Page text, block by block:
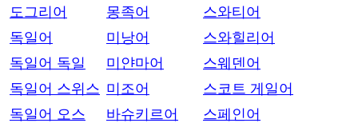
도그리어
독일어
독일어 독일
독일어 스위스
독일어 오스
몽족어
미낭어
미얀마어
미조어
바슈키르어
스와티어
스와힐리어
스웨덴어
스코트 게일어
스페인어